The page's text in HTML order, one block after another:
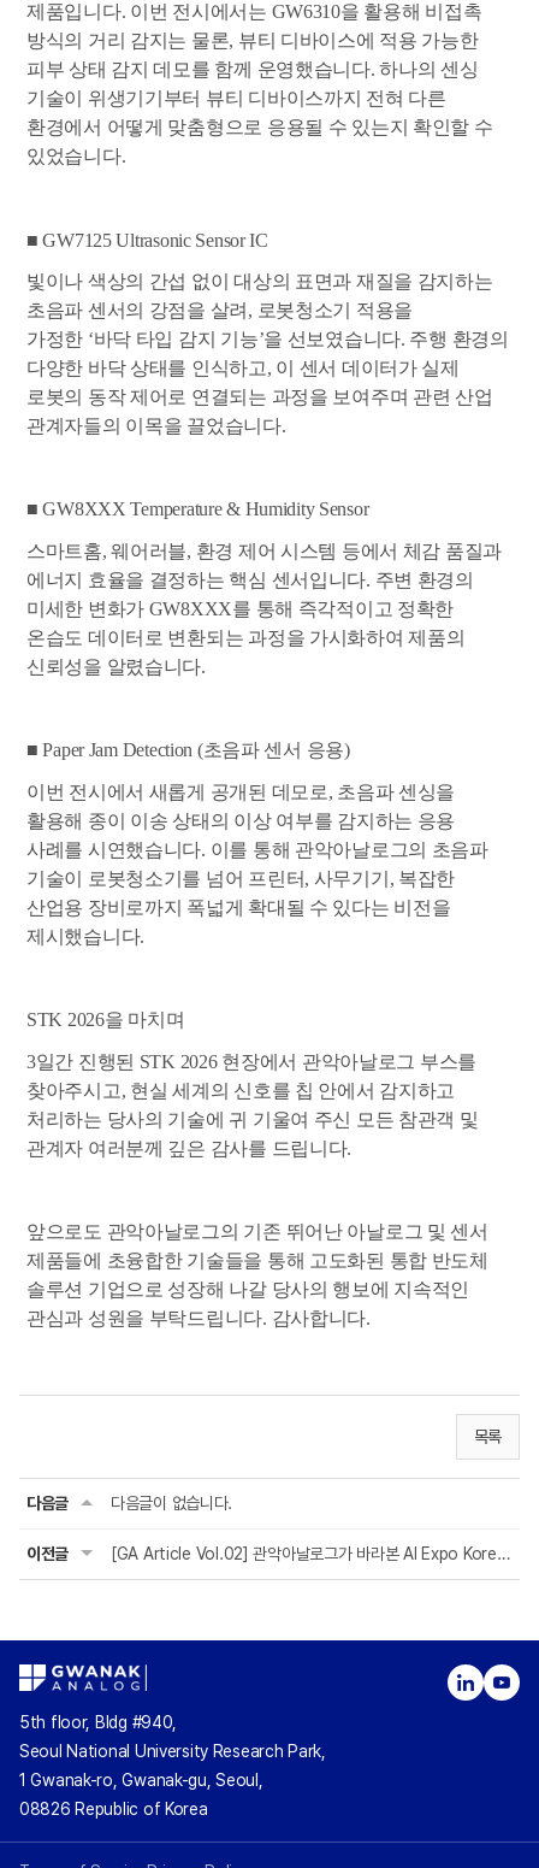
제품입니다. 이번 전시에서는 GW6310을 활용해 비접촉
방식의 거리 감지는 물론, 뷰티 디바이스에 적용 가능한
피부 상태 감지 데모를 함께 운영했습니다. 하나의 센싱
기술이 위생기기부터 뷰티 디바이스까지 전혀 다른
환경에서 어떻게 맞춤형으로 응용될 수 있는지 확인할 수
있었습니다.
■ GW7125 Ultrasonic Sensor IC
빛이나 색상의 간섭 없이 대상의 표면과 재질을 감지하는
초음파 센서의 강점을 살려, 로봇청소기 적용을
가정한 ‘바닥 타입 감지 기능’을 선보였습니다. 주행 환경의
다양한 바닥 상태를 인식하고, 이 센서 데이터가 실제
로봇의 동작 제어로 연결되는 과정을 보여주며 관련 산업
관계자들의 이목을 끌었습니다.
■ GW8XXX Temperature & Humidity Sensor
스마트홈, 웨어러블, 환경 제어 시스템 등에서 체감 품질과
에너지 효율을 결정하는 핵심 센서입니다. 주변 환경의
미세한 변화가 GW8XXX를 통해 즉각적이고 정확한
온습도 데이터로 변환되는 과정을 가시화하여 제품의
신뢰성을 알렸습니다.
■ Paper Jam Detection (초음파 센서 응용)
이번 전시에서 새롭게 공개된 데모로, 초음파 센싱을
활용해 종이 이송 상태의 이상 여부를 감지하는 응용
사례를 시연했습니다. 이를 통해 관악아날로그의 초음파
기술이 로봇청소기를 넘어 프린터, 사무기기, 복잡한
산업용 장비로까지 폭넓게 확대될 수 있다는 비전을
제시했습니다.
STK 2026을 마치며
3일간 진행된 STK 2026 현장에서 관악아날로그 부스를
찾아주시고, 현실 세계의 신호를 칩 안에서 감지하고
처리하는 당사의 기술에 귀 기울여 주신 모든 참관객 및
관계자 여러분께 깊은 감사를 드립니다.
앞으로도 관악아날로그의 기존 뛰어난 아날로그 및 센서
제품들에 초융합한 기술들을 통해 고도화된 통합 반도체
솔루션 기업으로 성장해 나갈 당사의 행보에 지속적인
관심과 성원을 부탁드립니다. 감사합니다.
목록
다음글 다음글이 없습니다.
이전글 [GA Article Vol.02] 관악아날로그가 바라본 AI Expo Korea 2026
5th floor, Bldg #940,
Seoul National University Research Park,
1 Gwanak-ro, Gwanak-gu, Seoul,
08826 Republic of Korea